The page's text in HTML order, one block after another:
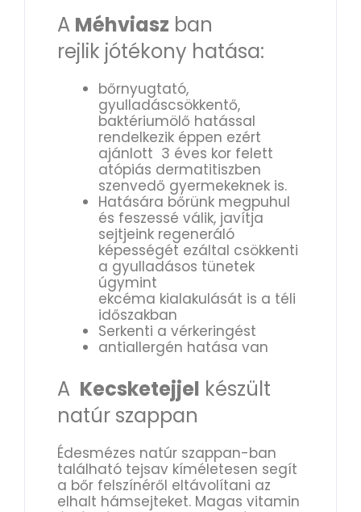
A Méhviasz ban
rejlik jótékony hatása:
bőrnyugtató,
gyulladáscsökkentő,
baktériumölő hatással
rendelkezik éppen ezért
ajánlott 3 éves kor felett
atópiás dermatitiszben
szenvedő gyermekeknek is.
Hatására bőrünk megpuhul
és feszessé válik, javítja
sejtjeink regeneráló
képességét ezáltal csökkenti
a gyulladásos tünetek
úgymint
ekcéma kialakulását is a téli
időszakban
Serkenti a vérkeringést
antiallergén hatása van
A Kecsketejjel készült
natúr szappan
Édesmézes natúr szappan-ban
található tejsav kíméletesen segít
a bőr felszínéről eltávolítani az
elhalt hámsejteket. Magas vitamin